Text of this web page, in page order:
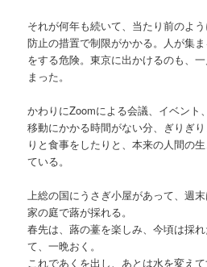
それが何年も続いて、当たり前のよ
防止の措置で制限がかかる。人が集
をする危険。東京に出かけるのも、
まった。
かわりにZoomによる会議、イベント
移動にかかる時間がない分、ぎりぎ
りと食事をしたりと、本来の人間の
ている。
上総の国にうさぎ小屋があって、週
家の庭で蕗が採れる。
春先は、蕗の薹を楽しみ、今頃は採
て、一晩おく。
これであくを出し、あとは水を変え